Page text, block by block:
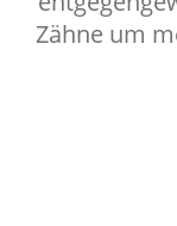
Zähne um